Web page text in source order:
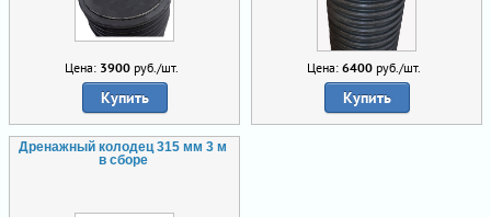
Цена: 3900 руб./шт.
Купить
Цена: 6400 руб./шт.
Купить
Дренажный колодец 315 мм 3 м
в сборе